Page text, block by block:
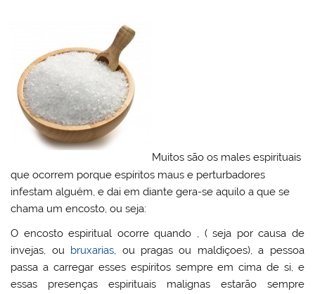
Muitos são os males espirituais
que ocorrem porque espíritos maus e perturbadores
infestam alguém, e dai em diante gera-se aquilo a que se
chama um encosto, ou seja:
O encosto espiritual ocorre quando , ( seja por causa de
invejas, ou bruxarias, ou pragas ou maldiçoes), a pessoa
passa a carregar esses espíritos sempre em cima de si, e
essas presenças espirituais malignas estarão sempre